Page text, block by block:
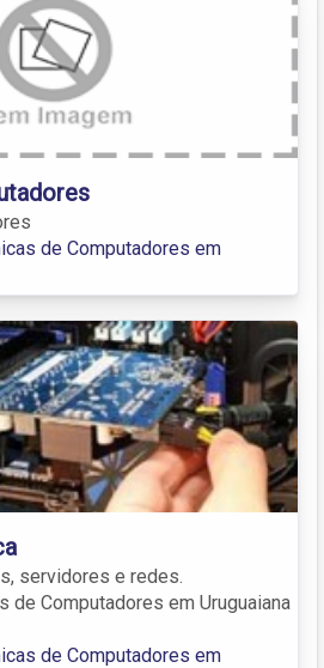
de Computadores em
servidores e redes.
de Computadores em Uruguaiana
de Computadores em